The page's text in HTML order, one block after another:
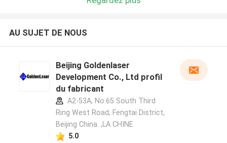
AU SUJET DE NOUS
Beijing Goldenlaser
Development Co., Ltd profil
du fabricant
A2-53A, No.65 South Third
Ring West Road, Fengtai District,
Beijing China. ,LA CHINE
5.0